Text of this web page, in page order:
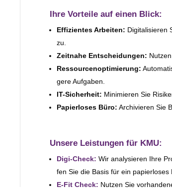
Ihre Vorteile auf einen Blick:
Effizientes Arbeiten: Digitalisieren
zu.
Zeitnahe Entscheidungen:
Ressourcenoptimierung:
ge­re Aufgaben.
IT-Sicherheit: Minimieren Sie
Papierloses Büro: Archivieren Sie
Unsere Leistungen für KMU:
Digi-Check: Wir ana­ly­sie­ren Ihre
fen Sie die Basis für ein papier­lo­ses
E‑Fit Check: Nutzen Sie